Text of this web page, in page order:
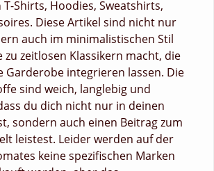
Shirts, Hoodies, Sweatshirts,
Diese Artikel sind nicht nur
auch im minimalistischen Stil
zu zeitlosen Klassikern macht, die
Garderobe integrieren lassen. Die
sind weich, langlebig und
du dich nicht nur in deinen
sondern auch einen Beitrag zum
leistest. Leider werden auf der
keine spezifischen Marken